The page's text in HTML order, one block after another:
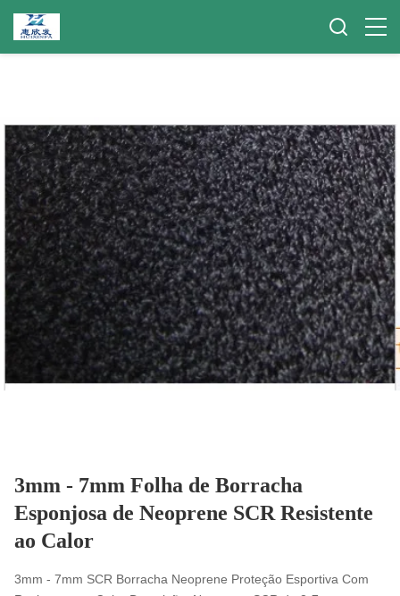
3mm - 7mm Folha de Borracha
Esponjosa de Neoprene SCR Resistente
ao Calor
3mm - 7mm SCR Borracha Neoprene Proteção Esportiva Com